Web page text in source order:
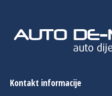
Kontakt informacije